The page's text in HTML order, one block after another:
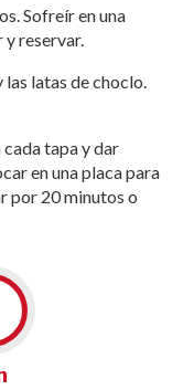
Sofreír en una
reservar.
las latas de choclo.
tapa y dar
en una placa para
por 20 minutos o